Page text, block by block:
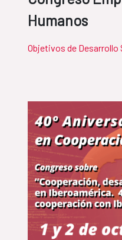
Humanos
Objetivos de Desarrollo